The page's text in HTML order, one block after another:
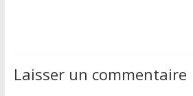
Laisser un commentaire